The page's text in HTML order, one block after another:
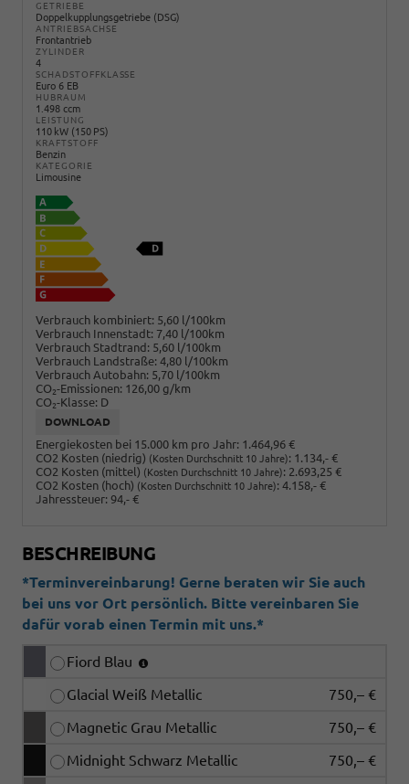
GETRIEBE
Doppelkupplungsgetriebe (DSG)
ANTRIEBSACHSE
Frontantrieb
ZYLINDER
4
SCHADSTOFFKLASSE
Euro 6 EB
HUBRAUM
1.498 ccm
LEISTUNG
110 kW (150 PS)
KRAFTSTOFF
Benzin
KATEGORIE
Limousine
Verbrauch kombiniert: 5,60 l/100km
Verbrauch Innenstadt: 7,40 l/100km
Verbrauch Stadtrand: 5,60 l/100km
Verbrauch Landstraße: 4,80 l/100km
Verbrauch Autobahn: 5,70 l/100km
CO2-Emissionen: 126,00 g/km
CO2-Klasse: D
DOWNLOAD
Energiekosten bei 15.000 km pro Jahr: 1.464,96 €
CO2 Kosten (niedrig) (Kosten Durchschnitt 10 Jahre): 1.134,- €
CO2 Kosten (mittel) (Kosten Durchschnitt 10 Jahre): 2.693,25 €
CO2 Kosten (hoch) (Kosten Durchschnitt 10 Jahre): 4.158,- €
Jahressteuer: 94,- €
BESCHREIBUNG
*Terminvereinbarung! Gerne beraten wir Sie auch
bei uns vor Ort persönlich. Bitte vereinbaren Sie
dafür vorab einen Termin mit uns.*
Fiord Blau
Glacial Weiß Metallic
750,– €
Magnetic Grau Metallic
750,– €
Midnight Schwarz Metallic
750,– €